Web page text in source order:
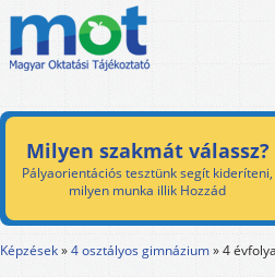
Milyen szakmát válassz?
Pályaorientációs tesztünk segít kideríteni,
milyen munka illik Hozzád
Képzések»4 osztályos gimnázium»4